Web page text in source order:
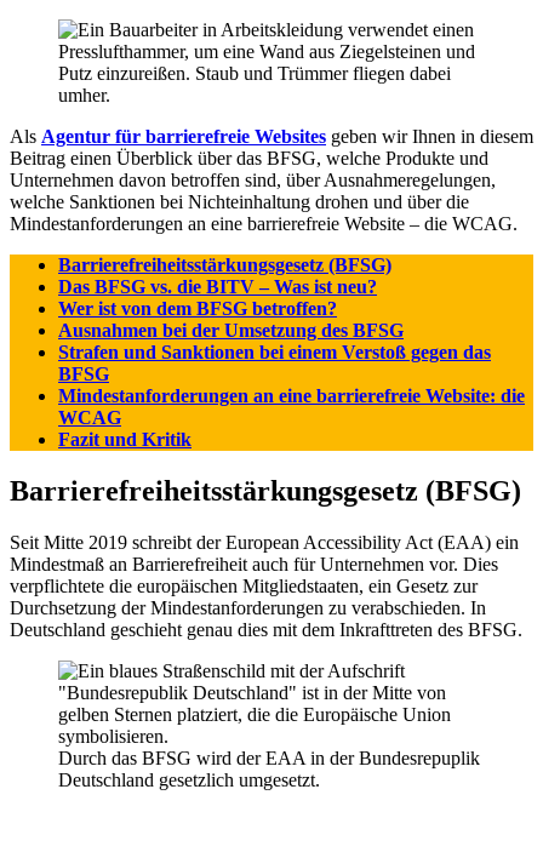
Als Agentur für barrierefreie Websites geben wir Ihnen in diesem
Beitrag einen Überblick über das BFSG, welche Produkte und
Unternehmen davon betroffen sind, über Ausnahmeregelungen,
welche Sanktionen bei Nichteinhaltung drohen und über die
Mindestanforderungen an eine barrierefreie Website – die WCAG.
Barrierefreiheitsstärkungsgesetz (BFSG)
Das BFSG vs. die BITV – Was ist neu?
Wer ist von dem BFSG betroffen?
Ausnahmen bei der Umsetzung des BFSG
Strafen und Sanktionen bei einem Verstoß gegen das
BFSG
Mindestanforderungen an eine barrierefreie Website: die
WCAG
Fazit und Kritik
Barrierefreiheitsstärkungsgesetz (BFSG)
Seit Mitte 2019 schreibt der European Accessibility Act (EAA) ein
Mindestmaß an Barrierefreiheit auch für Unternehmen vor. Dies
verpflichtete die europäischen Mitgliedstaaten, ein Gesetz zur
Durchsetzung der Mindestanforderungen zu verabschieden. In
Deutschland geschieht genau dies mit dem Inkrafttreten des BFSG.
Durch das BFSG wird der EAA in der Bundesrepuplik
Deutschland gesetzlich umgesetzt.